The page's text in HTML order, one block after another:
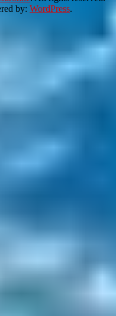
by: WordPress.